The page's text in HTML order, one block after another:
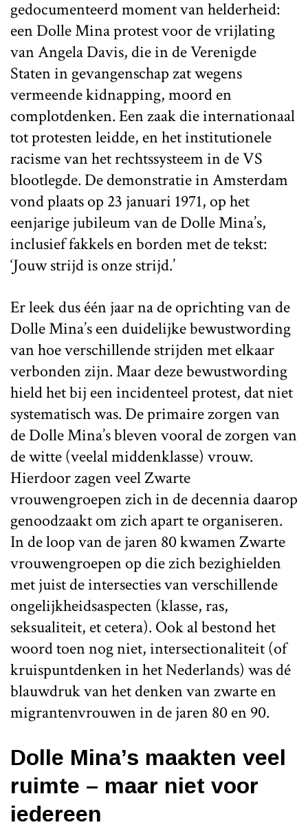
gedocumenteerd moment van helderheid:
een Dolle Mina protest voor de vrijlating
van Angela Davis, die in de Verenigde
Staten in gevangenschap zat wegens
vermeende kidnapping, moord en
complotdenken. Een zaak die internationaal
tot protesten leidde, en het institutionele
racisme van het rechtssysteem in de VS
blootlegde. De demonstratie in Amsterdam
vond plaats op 23 januari 1971, op het
eenjarige jubileum van de Dolle Mina’s,
inclusief fakkels en borden met de tekst:
‘Jouw strijd is onze strijd.’
Er leek dus één jaar na de oprichting van de
Dolle Mina’s een duidelijke bewustwording
van hoe verschillende strijden met elkaar
verbonden zijn. Maar deze bewustwording
hield het bij een incidenteel protest, dat niet
systematisch was. De primaire zorgen van
de Dolle Mina’s bleven vooral de zorgen van
de witte (veelal middenklasse) vrouw.
Hierdoor zagen veel Zwarte
vrouwengroepen zich in de decennia daarop
genoodzaakt om zich apart te organiseren.
In de loop van de jaren 80 kwamen Zwarte
vrouwengroepen op die zich bezighielden
met juist de intersecties van verschillende
ongelijkheidsaspecten (klasse, ras,
seksualiteit, et cetera). Ook al bestond het
woord toen nog niet, intersectionaliteit (of
kruispuntdenken in het Nederlands) was dé
blauwdruk van het denken van zwarte en
migrantenvrouwen in de jaren 80 en 90.
Dolle Mina’s maakten veel
ruimte – maar niet voor
iedereen